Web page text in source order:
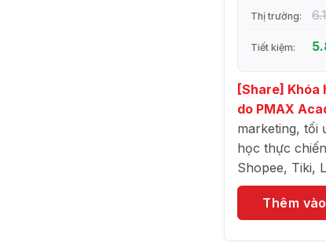
Thị trường:
Tiết kiệm:
[Share] Khóa
do PMAX
marketing, tối
học thực
Shopee, Tiki,
Thêm